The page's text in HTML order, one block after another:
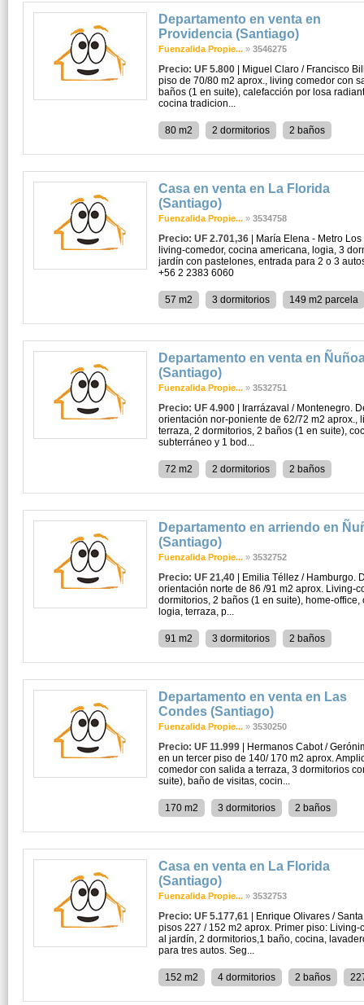
Departamento en venta en
Providencia (Santiago)
Fuenzalida Propie... » 3546275
Precio: UF 5.800 | Miguel Claro / Francisco
piso de 70/80 m2 aprox., living comedor con
baños (1 en suite), calefacción por losa
cocina tradicion...
80 m2 2 dormitorios 2 baños
Casa en venta en La Florida
(Santiago)
Fuenzalida Propie... » 3534758
Precio: UF 2.701,36 | María Elena - Metro
living-comedor, cocina americana, logia, 3
jardín con pastelones, entrada para 2 o 3
+56 2 2383 6060
57 m2 3 dormitorios 149 m2 parcela
Departamento en venta en
(Santiago)
Fuenzalida Propie... » 3532751
Precio: UF 4.900 | Irarrázaval / Montenegro.
orientación nor-poniente de 62/72 m2 aprox.,
terraza, 2 dormitorios, 2 baños (1 en suite),
subterráneo y 1 bod...
72 m2 2 dormitorios 2 baños
Departamento en arriendo en
(Santiago)
Fuenzalida Propie... » 3532752
Precio: UF 21,40 | Emilia Téllez / Hamburgo.
orientación norte de 86 /91 m2 aprox. Living-
dormitorios, 2 baños (1 en suite), home-
logia, terraza, p...
91 m2 3 dormitorios 2 baños
Departamento en venta en Las
Condes (Santiago)
Fuenzalida Propie... » 3530250
Precio: UF 11.999 | Hermanos Cabot /
en un tercer piso de 140/ 170 m2 aprox.
comedor con salida a terraza, 3 dormitorios
suite), baño de visitas, cocin...
170 m2 3 dormitorios 2 baños
Casa en venta en La Florida
(Santiago)
Fuenzalida Propie... » 3532753
Precio: UF 5.177,61 | Enrique Olivares /
pisos 227 / 152 m2 aprox. Primer piso:
al jardín, 2 dormitorios,1 baño, cocina,
para tres autos. Seg...
152 m2 4 dormitorios 2 baños